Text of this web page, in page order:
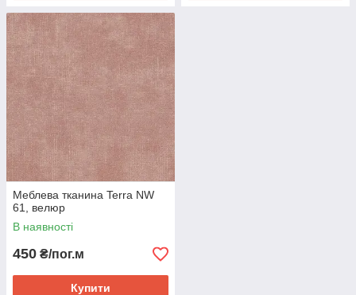
Меблева тканина Terra NW
61, велюр
В наявності
450 ₴/пог.м
Купити